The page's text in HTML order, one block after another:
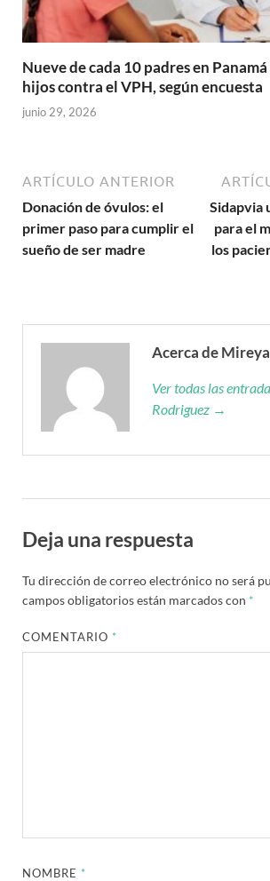
Nueve de cada 10 padres en
hijos contra el VPH, según encuesta
junio 29, 2026
ARTÍCULO ANTERIOR
Donación de óvulos: el
primer paso para cumplir el
sueño de ser madre
Sidapvia
para el
los
Acerca de
Ver todas las
Rodriguez →
Deja una respuesta
Tu dirección de correo electrónico no será
campos obligatorios están marcados con *
COMENTARIO *
NOMBRE *